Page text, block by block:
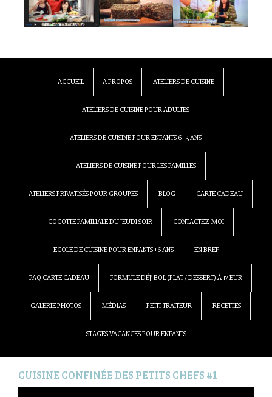
ACCUEIL A PROPOS ATELIERS DE CUISINE
ATELIERS DE CUISINE POUR ADULTES
ATELIERS DE CUISINE POUR ENFANTS 6-13 ANS
ATELIERS DE CUISINE POUR LES FAMILLES
ATELIERS PRIVATISÉS POUR GROUPES BLOG CARTE CADEAU
COCOTTE FAMILIALE DU JEUDI SOIR CONTACTEZ-MOI
ECOLE DE CUISINE POUR ENFANTS +6 ANS EN BREF
FAQ CARTE CADEAU FORMULE DÉJ’ BOL (PLAT / DESSERT) À 17 EUR
GALERIE PHOTOS MÉDIAS PETIT TRAITEUR RECETTES
STAGES VACANCES POUR ENFANTS
CUISINE CONFINÉE DES PETITS CHEFS #1